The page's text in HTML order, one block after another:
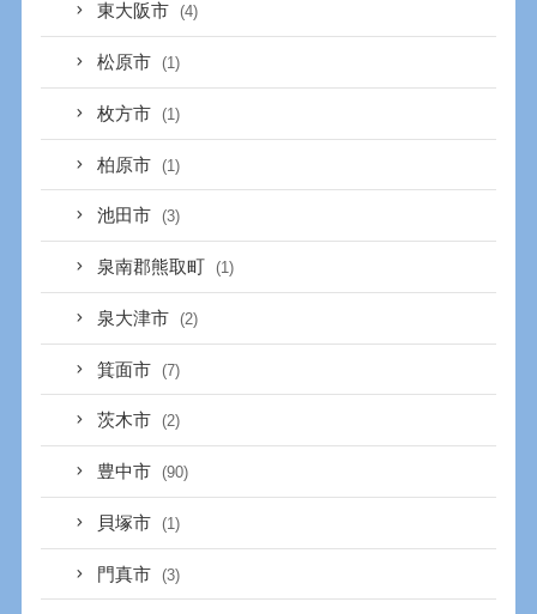
東大阪市 (4)
松原市 (1)
枚方市 (1)
柏原市 (1)
池田市 (3)
泉南郡熊取町 (1)
泉大津市 (2)
箕面市 (7)
茨木市 (2)
豊中市 (90)
貝塚市 (1)
門真市 (3)